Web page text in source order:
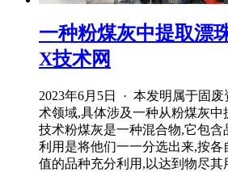
一种粉煤灰中提取漂
X技术网
2023年6月5日 · 本发明属于固
术领域,具体涉及一种从粉煤灰
技术粉煤灰是一种混合物,它包含
利用是将他们一一分选出来,按各
值的品种充分利用,以达到物尽其